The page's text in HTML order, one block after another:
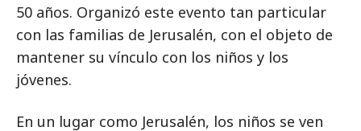
50 años. Organizó este evento tan particular
con las familias de Jerusalén, con el objeto de
mantener su vínculo con los niños y los
jóvenes.
En un lugar como Jerusalén, los niños se ven